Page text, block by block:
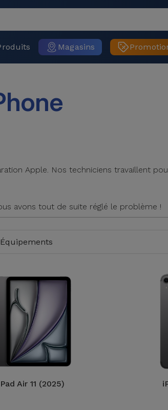
Magasins
Apple. Nos techniciens travaillent
avons tout de suite réglé le problème !
Air 11 (2025)